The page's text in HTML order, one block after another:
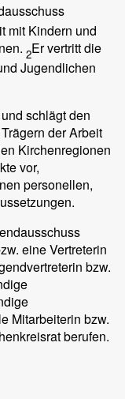
mit Kindern und
2Er vertritt die
Jugendlichen
schlägt den
der Arbeit
Kirchenregionen
vor,
personellen,
eine Vertreterin
bzw.
Mitarbeiterin bzw.
berufen.